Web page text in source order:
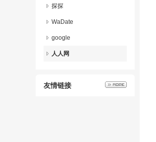
探探
WaDate
google
人人网
友情链接